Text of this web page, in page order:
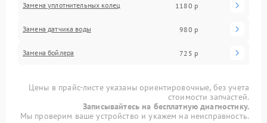
Замена уплотнительных колец 1180 р
Замена датчика воды 980 р
Замена бойлера 725 р
Цены в прайс-листе указаны ориентировочные, без учета
стоимости запчастей.
Записывайтесь на бесплатную диагностику.
Мы проверим ваше устройство и укажем на неисправность.